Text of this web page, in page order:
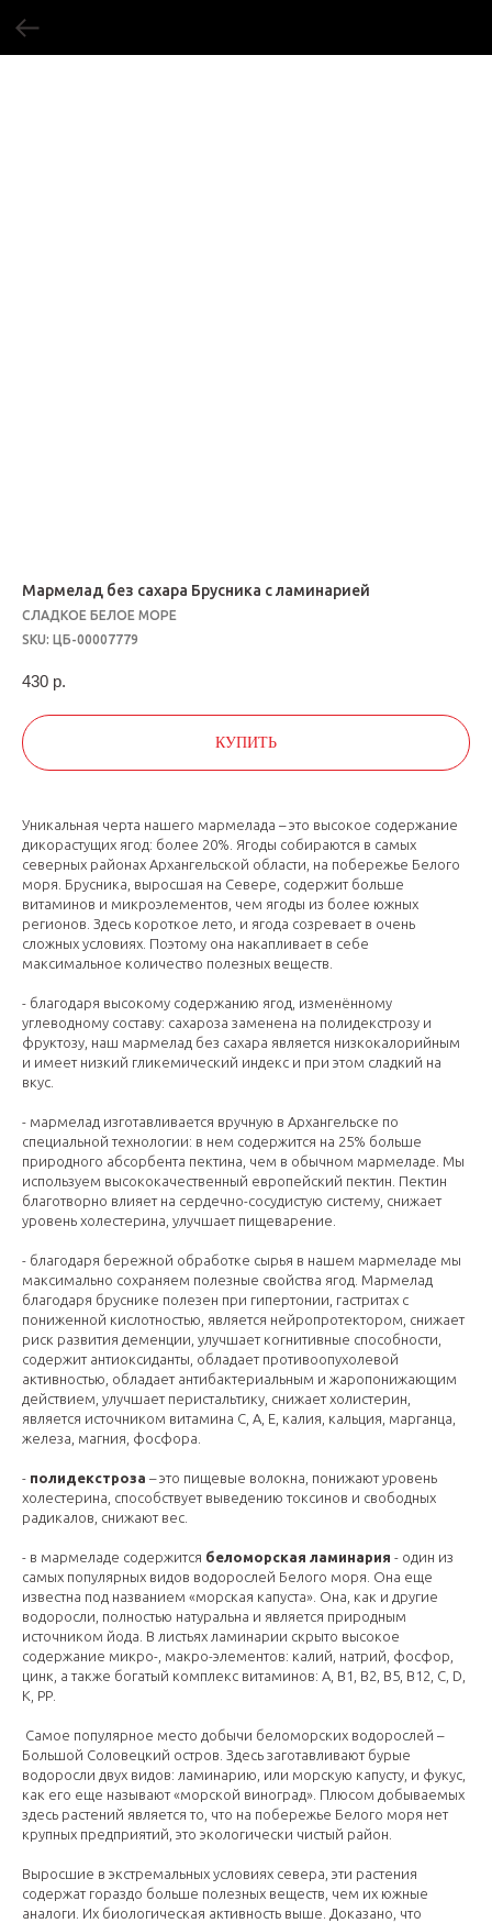
Мармелад без сахара Брусника с ламинарией
СЛАДКОЕ БЕЛОЕ МОРЕ
SKU: ЦБ-00007779
430 р.
КУПИТЬ
Уникальная черта нашего мармелада – это высокое содержание
дикорастущих ягод: более 20%. Ягоды собираются в самых
северных районах Архангельской области, на побережье Белого
моря. Брусника, выросшая на Севере, содержит больше
витаминов и микроэлементов, чем ягоды из более южных
регионов. Здесь короткое лето, и ягода созревает в очень
сложных условиях. Поэтому она накапливает в себе
максимальное количество полезных веществ.
- благодаря высокому содержанию ягод, изменённому
углеводному составу: сахароза заменена на полидекстрозу и
фруктозу, наш мармелад без сахара является низкокалорийным
и имеет низкий гликемический индекс и при этом сладкий на
вкус.
- мармелад изготавливается вручную в Архангельске по
специальной технологии: в нем содержится на 25% больше
природного абсорбента пектина, чем в обычном мармеладе. Мы
используем высококачественный европейский пектин. Пектин
благотворно влияет на сердечно-сосудистую систему, снижает
уровень холестерина, улучшает пищеварение.
- благодаря бережной обработке сырья в нашем мармеладе мы
максимально сохраняем полезные свойства ягод. Мармелад
благодаря бруснике полезен при гипертонии, гастритах с
пониженной кислотностью, является нейропротектором, снижает
риск развития деменции, улучшает когнитивные способности,
содержит антиоксиданты, обладает противоопухолевой
активностью, обладает антибактериальным и жаропонижающим
действием, улучшает перистальтику, снижает холистерин,
является источником витамина С, А, Е, калия, кальция, марганца,
железа, магния, фосфора.
- полидекстроза – это пищевые волокна, понижают уровень
холестерина, способствует выведению токсинов и свободных
радикалов, снижают вес.
- в мармеладе содержится беломорская ламинария - один из
самых популярных видов водорослей Белого моря. Она еще
известна под названием «морская капуста». Она, как и другие
водоросли, полностью натуральна и является природным
источником йода. В листьях ламинарии скрыто высокое
содержание микро-, макро-элементов: калий, натрий, фосфор,
цинк, а также богатый комплекс витаминов: А, В1, В2, В5, В12, С, D,
К, РР.
Самое популярное место добычи беломорских водорослей –
Большой Соловецкий остров. Здесь заготавливают бурые
водоросли двух видов: ламинарию, или морскую капусту, и фукус,
как его еще называют «морской виноград». Плюсом добываемых
здесь растений является то, что на побережье Белого моря нет
крупных предприятий, это экологически чистый район.
Выросшие в экстремальных условиях севера, эти растения
содержат гораздо больше полезных веществ, чем их южные
аналоги. Их биологическая активность выше. Доказано, что